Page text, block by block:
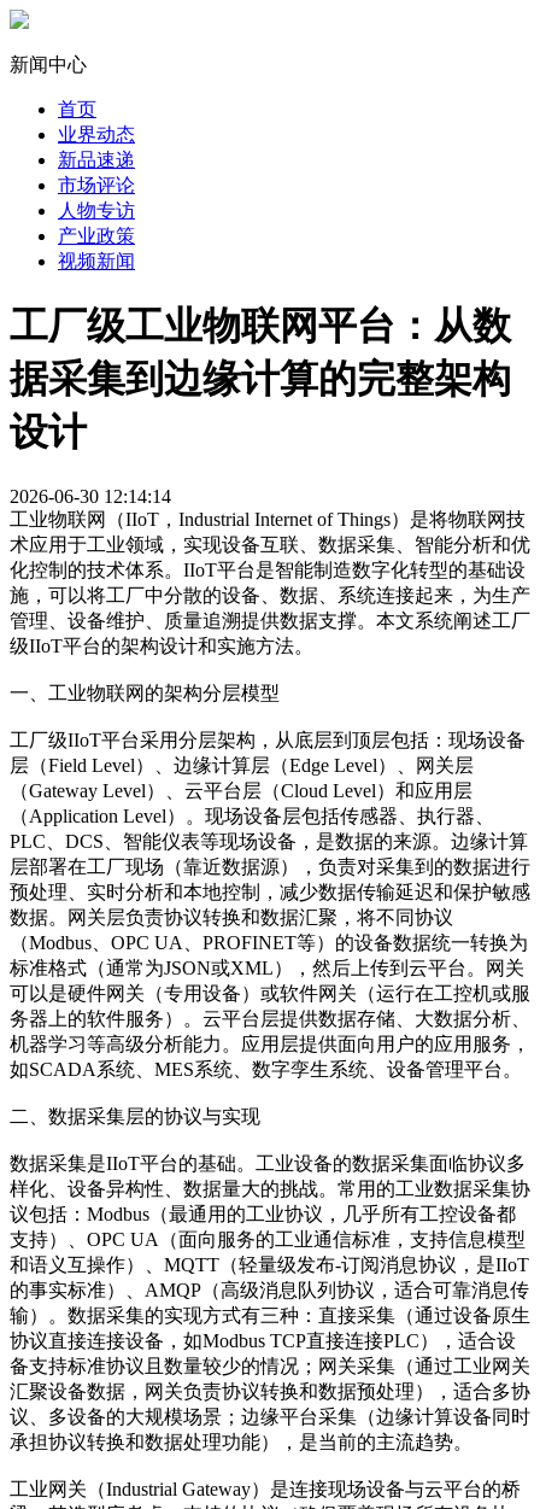
新闻中心
首页
业界动态
新品速递
市场评论
人物专访
产业政策
视频新闻
工厂级工业物联网平台：从数
据采集到边缘计算的完整架构
设计
2026-06-30 12:14:14
工业物联网（IIoT，Industrial Internet of Things）是将物联网技
术应用于工业领域，实现设备互联、数据采集、智能分析和优
化控制的技术体系。IIoT平台是智能制造数字化转型的基础设
施，可以将工厂中分散的设备、数据、系统连接起来，为生产
管理、设备维护、质量追溯提供数据支撑。本文系统阐述工厂
级IIoT平台的架构设计和实施方法。
一、工业物联网的架构分层模型
工厂级IIoT平台采用分层架构，从底层到顶层包括：现场设备
层（Field Level）、边缘计算层（Edge Level）、网关层
（Gateway Level）、云平台层（Cloud Level）和应用层
（Application Level）。现场设备层包括传感器、执行器、
PLC、DCS、智能仪表等现场设备，是数据的来源。边缘计算
层部署在工厂现场（靠近数据源），负责对采集到的数据进行
预处理、实时分析和本地控制，减少数据传输延迟和保护敏感
数据。网关层负责协议转换和数据汇聚，将不同协议
（Modbus、OPC UA、PROFINET等）的设备数据统一转换为
标准格式（通常为JSON或XML），然后上传到云平台。网关
可以是硬件网关（专用设备）或软件网关（运行在工控机或服
务器上的软件服务）。云平台层提供数据存储、大数据分析、
机器学习等高级分析能力。应用层提供面向用户的应用服务，
如SCADA系统、MES系统、数字孪生系统、设备管理平台。
二、数据采集层的协议与实现
数据采集是IIoT平台的基础。工业设备的数据采集面临协议多
样化、设备异构性、数据量大的挑战。常用的工业数据采集协
议包括：Modbus（最通用的工业协议，几乎所有工控设备都
支持）、OPC UA（面向服务的工业通信标准，支持信息模型
和语义互操作）、MQTT（轻量级发布-订阅消息协议，是IIoT
的事实标准）、AMQP（高级消息队列协议，适合可靠消息传
输）。数据采集的实现方式有三种：直接采集（通过设备原生
协议直接连接设备，如Modbus TCP直接连接PLC），适合设
备支持标准协议且数量较少的情况；网关采集（通过工业网关
汇聚设备数据，网关负责协议转换和数据预处理），适合多协
议、多设备的大规模场景；边缘平台采集（边缘计算设备同时
承担协议转换和数据处理功能），是当前的主流趋势。
工业网关（Industrial Gateway）是连接现场设备与云平台的桥